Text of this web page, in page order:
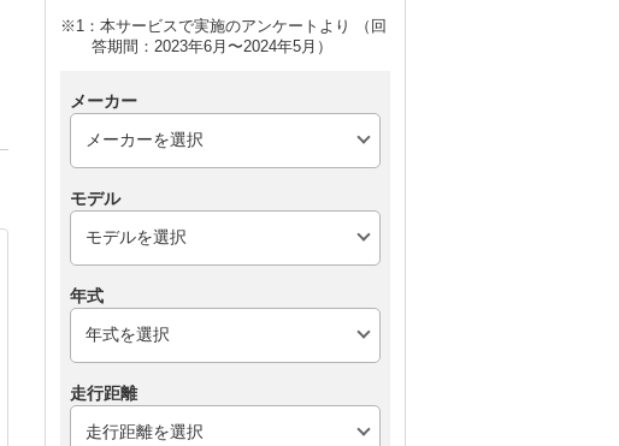
※1：本サービスで実施のアンケートより （回
答期間：2023年6月〜2024年5月）
メーカー
モデル
年式
走行距離